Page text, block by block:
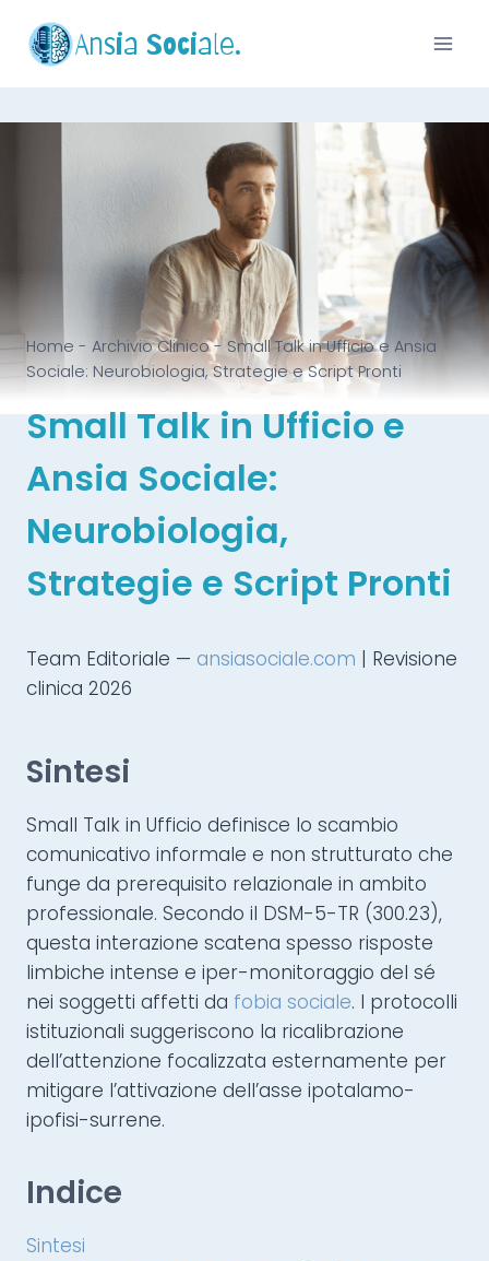
Ansia Sociale.
Home - Archivio Clinico-Small Talk in Ufficio e Ansia
Sociale: Neurobiologia, Strategie e Script Pronti
Small Talk in Ufficio e
Ansia Sociale:
Neurobiologia,
Strategie e Script Pronti
Team Editoriale — ansiasociale.com | Revisione
clinica 2026
Sintesi
Small Talk in Ufficio definisce lo scambio
comunicativo informale e non strutturato che
funge da prerequisito relazionale in ambito
professionale. Secondo il DSM-5-TR (300.23),
questa interazione scatena spesso risposte
limbiche intense e iper-monitoraggio del sé
nei soggetti affetti da fobia sociale. I protocolli
istituzionali suggeriscono la ricalibrazione
dell’attenzione focalizzata esternamente per
mitigare l’attivazione dell’asse ipotalamo-
ipofisi-surrene.
Indice
Sintesi